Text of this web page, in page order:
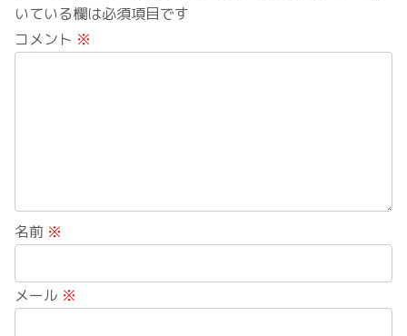
いている欄は必須項目です
コメント ※
名前 ※
メール ※